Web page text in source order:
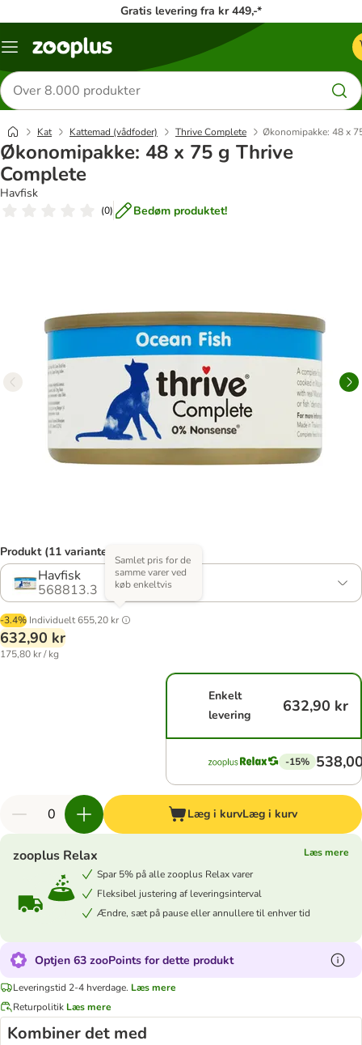
Gratis levering fra kr 449,-*
Menu
Søg
efter
produkter
Kat Kattemad (vådfoder) Thrive Complete Økonomipakke: 48 x
Økonomipakke: 48 x 75 g Thrive
Complete
Havfisk
(0) Bedøm produktet!
Produkt (11 varianter)
Havfisk
568813.3
-3.4% Individuelt655,20 kr
Samlet pris for de
samme varer ved
køb enkeltvis
632,90 kr
175,80 kr / kg
Enkelt
levering
632,90 kr
-15%
Læg i kurvLæg i kurv
zooplus Relax
Læs mere
Spar 5% på alle zooplus Relax varer
Fleksibel justering af leveringsinterval
Ændre, sæt på pause eller annullere til enhver tid
Optjen 63 zooPoints for dette produkt
Leveringstid 2-4 hverdage. Læs mere
Returpolitik Læs mere
Kombiner det med